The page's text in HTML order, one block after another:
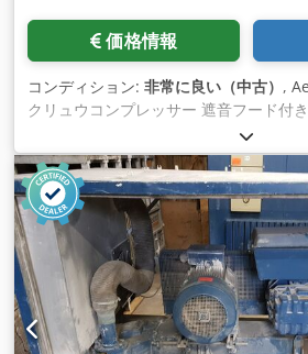
価格情報
コンディション: 非常に良い（中古） ,
クリュウコンプレッサー 遮音フード付
引量：600m³/h モーター出力：55kW
ら直接! Crodpfjgg Sgaex Aktof